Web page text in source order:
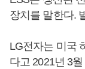
장치를 말한다.
LG전자는 미국
다고 2021년 3